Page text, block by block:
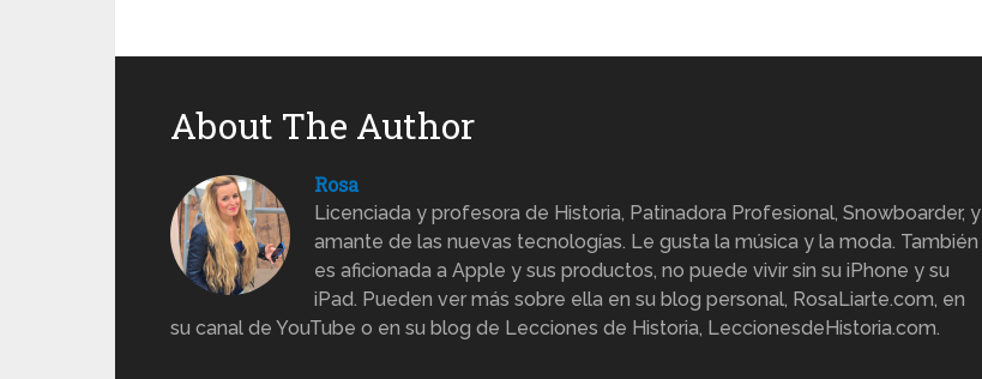
About The Author
Rosa
Licenciada y profesora de Historia, Patinadora Profesional, Snowboarder, y
amante de las nuevas tecnologías. Le gusta la música y la moda. También
es aficionada a Apple y sus productos, no puede vivir sin su iPhone y su
iPad. Pueden ver más sobre ella en su blog personal, RosaLiarte.com, en
su canal de YouTube o en su blog de Lecciones de Historia, LeccionesdeHistoria.com.